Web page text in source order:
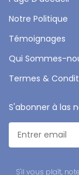
Notre Politique
Témoignages
Qui Sommes-
Termes &
S'abonner à las
S'il vous plaît,